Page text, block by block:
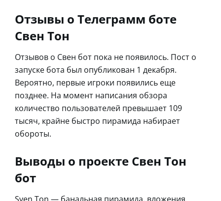
Отзывы о Телеграмм боте
Свен Тон
Отзывов о Свен бот пока не появилось. Пост о
запуске бота был опубликован 1 декабря.
Вероятно, первые игроки появились еще
позднее. На момент написания обзора
количество пользователей превышает 109
тысяч, крайне быстро пирамида набирает
обороты.
Выводы о проекте Свен Тон
бот